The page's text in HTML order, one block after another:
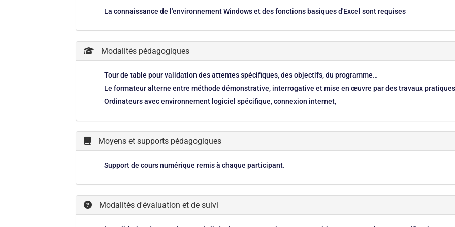
La connaissance de l'environnement Windows et des fonctions basiques d'Excel sont requises
Modalités pédagogiques
Tour de table pour validation des attentes spécifiques, des objectifs, du programme…
Le formateur alterne entre méthode démonstrative, interrogative et mise en œuvre par des travaux
Ordinateurs avec environnement logiciel spécifique, connexion internet,
Moyens et supports pédagogiques
Support de cours numérique remis à chaque participant.
Modalités d'évaluation et de suivi